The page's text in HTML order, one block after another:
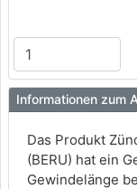
Informationen zum
Das Produkt
(BERU) hat ein
Gewindelänge